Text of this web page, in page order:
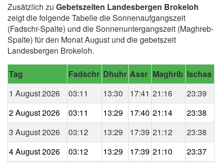
Zusätzlich zu Gebetszeiten Landesbergen Brokeloh
zeigt die folgende Tabelle die Sonnenaufgangszeit
(Fadschr-Spalte) und die Sonnenuntergangszeit (Maghreb-
Spalte) für den Monat August und die gebetszeit
Landesbergen Brokeloh.
Tag Fadschr Dhuhr Assr Maghrib Ischaa
1 August 2026
03:11 13:30 17:41 21:16
23:39
2 August 2026
03:11 13:29 17:40 21:14
23:38
3 August 2026
03:12 13:29 17:39 21:12
23:38
4 August 2026
03:12 13:29 17:39 21:10
23:37